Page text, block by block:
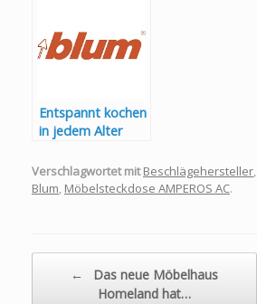
Entspannt kochen
in jedem Alter
Verschlagwortet mit Beschlägehersteller,
Blum, Möbelsteckdose AMPEROS AC.
←
Das neue Möbelhaus
Homeland hat…